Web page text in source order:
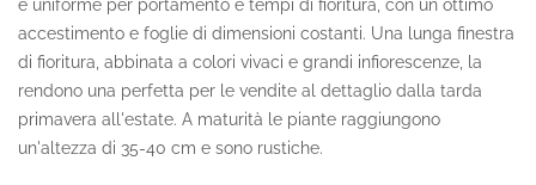
è uniforme per portamento e tempi di fioritura, con un ottimo
accestimento e foglie di dimensioni costanti. Una lunga finestra
di fioritura, abbinata a colori vivaci e grandi infiorescenze, la
rendono una perfetta per le vendite al dettaglio dalla tarda
primavera all'estate. A maturità le piante raggiungono
un'altezza di 35-40 cm e sono rustiche.